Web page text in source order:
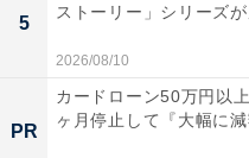
5
ストーリー」シリーズ
2026/08/10
PR
カードローン50万円以
ヶ月停止して『大幅に